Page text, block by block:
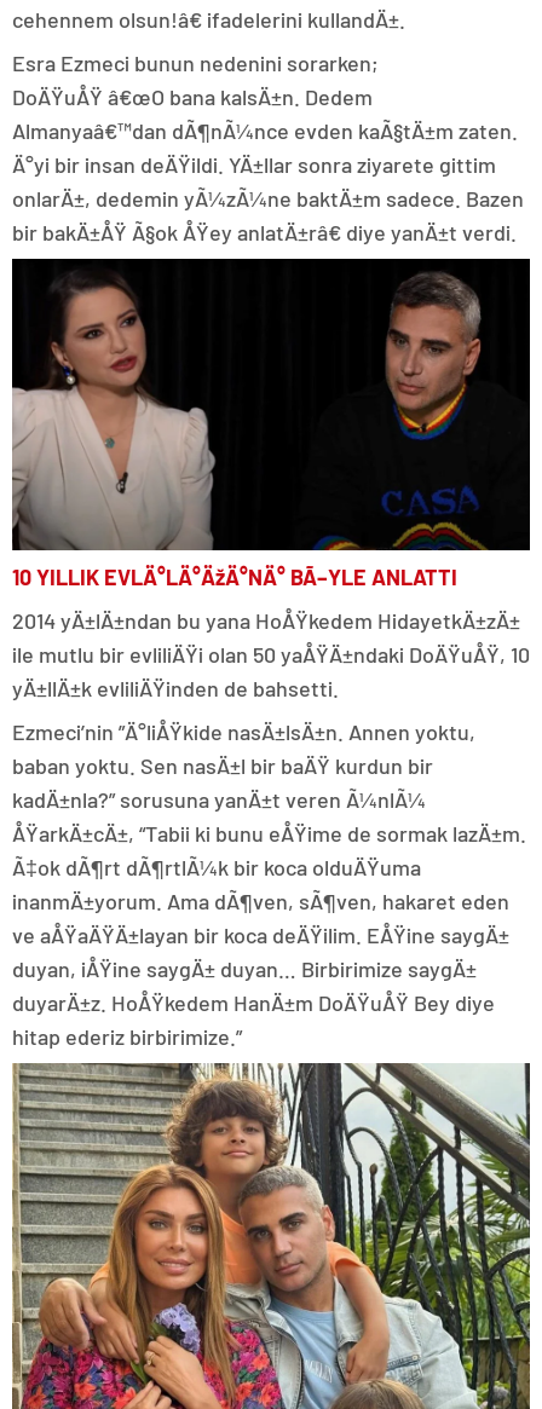
cehennem olsun!â€ ifadelerini kullandÄ±.
Esra Ezmeci bunun nedenini sorarken;
DoÄŸuÅŸ â€œO bana kalsÄ±n. Dedem
Almanyaâ€™dan dÃ¶nÃ¼nce evden kaÃ§tÄ±m zaten.
Ä°yi bir insan deÄŸildi. YÄ±llar sonra ziyarete gittim
onlarÄ±, dedemin yÃ¼zÃ¼ne baktÄ±m sadece. Bazen
bir bakÄ±ÅŸ Ã§ok ÅŸey anlatÄ±râ€ diye yanÄ±t verdi.
10 YILLIK EVLÄ°LÄ°ÄžÄ°NÄ° BÃ–YLE ANLATTI
2014 yÄ±lÄ±ndan bu yana HoÅŸkedem HidayetkÄ±zÄ±
ile mutlu bir evliliÄŸi olan 50 yaÅŸÄ±ndaki DoÄŸuÅŸ, 10
yÄ±llÄ±k evliliÄŸinden de bahsetti.
Ezmeci’nin ”Ä°liÅŸkide nasÄ±lsÄ±n. Annen yoktu,
baban yoktu. Sen nasÄ±l bir baÄŸ kurdun bir
kadÄ±nla?” sorusuna yanÄ±t veren Ã¼nlÃ¼
ÅŸarkÄ±cÄ±, “Tabii ki bunu eÅŸime de sormak lazÄ±m.
Ã‡ok dÃ¶rt dÃ¶rtlÃ¼k bir koca olduÄŸuma
inanmÄ±yorum. Ama dÃ¶ven, sÃ¶ven, hakaret eden
ve aÅŸaÄŸÄ±layan bir koca deÄŸilim. EÅŸine saygÄ±
duyan, iÅŸine saygÄ± duyan… Birbirimize saygÄ±
duyarÄ±z. HoÅŸkedem HanÄ±m DoÄŸuÅŸ Bey diye
hitap ederiz birbirimize.”